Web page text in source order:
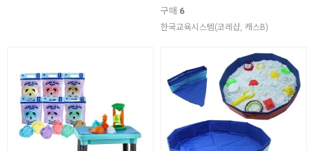
구매 6
한국교육시스템(코레샵, 캐스B)